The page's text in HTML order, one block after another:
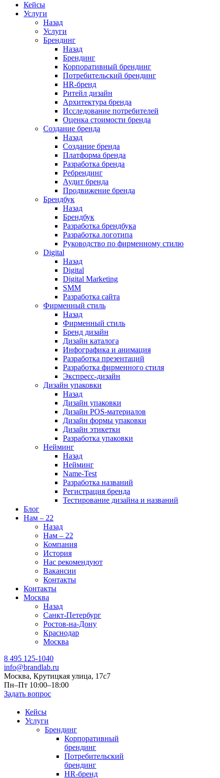
Кейсы
Услуги
Назад
Услуги
Брендинг
Назад
Брендинг
Корпоративный брендинг
Потребительский брендинг
НR-бренд
Ритейл дизайн
Архитектура бренда
Исследование потребителей
Оценка стоимости бренда
Создание бренда
Назад
Создание бренда
Платформа бренда
Разработка бренда
Ребрендинг
Аудит бренда
Продвижение бренда
Брендбук
Назад
Брендбук
Разработка брендбука
Разработка логотипа
Руководство по фирменному стилю
Digital
Назад
Digital
Digital Marketing
SMM
Разработка сайта
Фирменный стиль
Назад
Фирменный стиль
Бренд дизайн
Дизайн каталога
Инфографика и анимация
Разработка презентаций
Разработка фирменного стиля
Экспресс-дизайн
Дизайн упаковки
Назад
Дизайн упаковки
Дизайн POS-материалов
Дизайн формы упаковки
Дизайн этикетки
Разработка упаковки
Нейминг
Назад
Нейминг
Name-Test
Разработка названий
Регистрация бренда
Тестирование дизайна и названий
Блог
Нам – 22
Назад
Нам – 22
Компания
История
Нас рекомендуют
Вакансии
Контакты
Контакты
Москва
Назад
Санкт-Петербург
Ростов-на-Дону
Краснодар
Москва
8 495 125-1040
info@brandlab.ru
Москва, Крутицкая улица, 17с7
Пн–Пт 10:00–18:00
Задать вопрос
Кейсы
Услуги
Брендинг
Корпоративный
брендинг
Потребительский
брендинг
НR-бренд